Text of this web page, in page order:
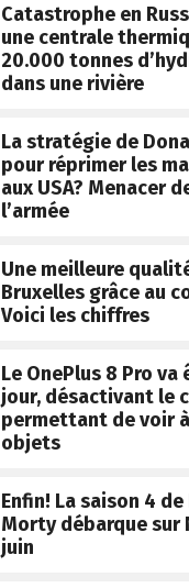
Catastrophe en
une centrale
20.000 tonnes
dans une rivière
La stratégie de
pour réprimer les
aux USA? Menacer
l’armée
Une meilleure
Bruxelles grâce au
Voici les chiffres
Le OnePlus 8 Pro va
jour, désactivant le
permettant de voir
objets
Enfin! La saison 4 de
Morty débarque sur
juin